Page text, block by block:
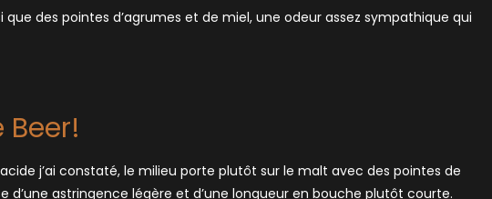
des pointes d’agrumes et de miel, une odeur assez sympathique qui
j’ai constaté, le milieu porte plutôt sur le malt avec des pointes de
d’une astringence légère et d’une longueur en bouche plutôt courte.